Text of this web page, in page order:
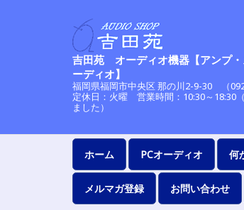
吉田苑 オーディオ機器【アンプ・
ーディオ】
福岡県福岡市中央区 那の川2-9-30
定休日：火曜 営業時間：10:30～18:30
ました）
ホーム PCオーディオ 何
メルマガ登録 お問い合わせ